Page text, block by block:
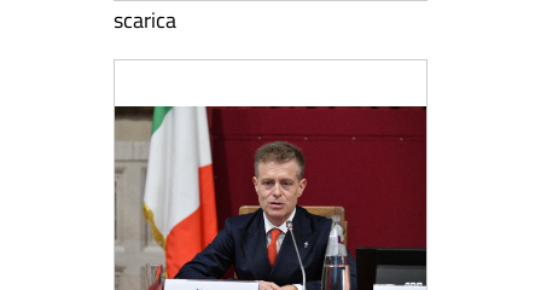
scarica